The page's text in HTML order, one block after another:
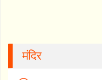
मंदिर